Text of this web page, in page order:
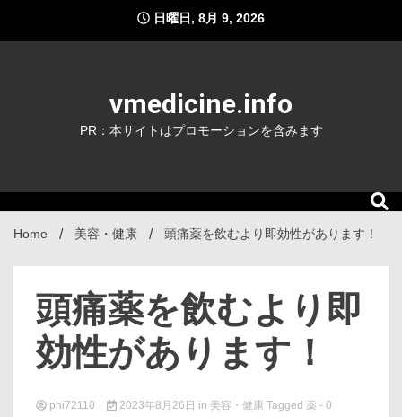
content
日曜日, 8月 9, 2026
vmedicine.info
PR：本サイトはプロモーションを含みます
Home 美容・健康 頭痛薬を飲むより即効性があります！
頭痛薬を飲むより即
効性があります！
phi72110 2023年8月26日 in 美容・健康 Tagged 薬 - 0